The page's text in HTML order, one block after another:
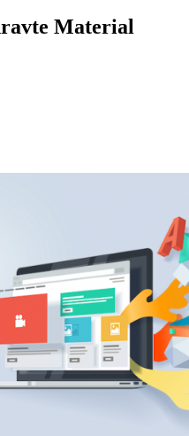
Material